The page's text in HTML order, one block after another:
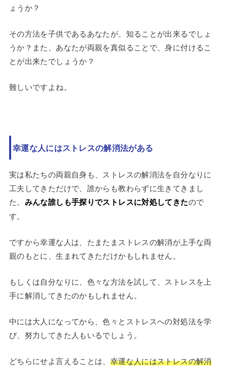
ょうか？
その方法を子供であるあなたが、知ることが出来るでしょ
うか？また、あなたが両親を真似ることで、身に付けるこ
とが出来たでしょうか？
難しいですよね。
幸運な人にはストレスの解消法がある
実は私たちの両親自身も、ストレスの解消法を自分なりに
工夫してきただけで、誰からも教わらずに生きてきまし
た。 みんな誰しも手探りでストレスに対処してきたので
す。
ですから幸運な人は、たまたまストレスの解消が上手な両
親のもとに、生まれてきただけかもしれません。
もしくは自分なりに、色々な方法を試して、ストレスを上
手に解消してきたのかもしれません。
中には大人になってから、色々とストレスへの対処法を学
び、努力してきた人もいるでしょう。
どちらにせよ言えることは、 幸運な人にはストレスの解消